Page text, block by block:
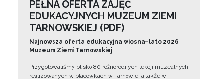
PEŁNA OFERTA ZAJĘĆ
EDUKACYJNYCH MUZEUM ZIEMI
TARNOWSKIEJ (PDF)
Najnowsza oferta edukacyjna wiosna–lato 2026
Muzeum Ziemi Tarnowskiej
Przygotowaliśmy blisko 80 różnorodnych lekcji muzealnych
realizowanych w placówkach w Tarnowie, a także w